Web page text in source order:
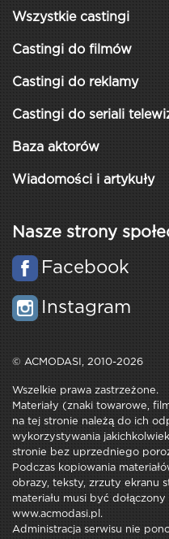
Wszystkie castingi
Castingi do filmów
Castingi do reklamy
Castingi do seriali
Baza aktorów
Wiadomości i artykuły
Nasze strony
Facebook
Instagram
© ACMODASI, 2010-2026
Wszelkie prawa zastrzeżone.
Materiały (znaki towarowe,
na tej stronie należą do ich
wykorzystywania
stronie bez uprzedniego
Podczas kopiowania
obrazy, teksty, zrzuty ekranu
materiału musi być
www.acmodasi.pl.
Administracja serwisu nie